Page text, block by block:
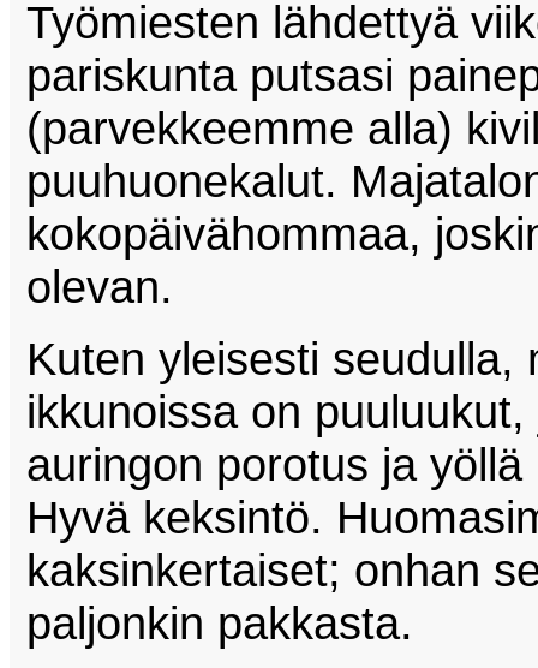
Työmiesten lähdettyä
pariskunta putsasi
(parvekkeemme alla)
puuhuonekalut.
kokopäivähommaa,
olevan.
Kuten yleisesti seudulla,
ikkunoissa on
auringon porotus ja
Hyvä keksintö.
kaksinkertaiset; onhan
paljonkin pakkasta.